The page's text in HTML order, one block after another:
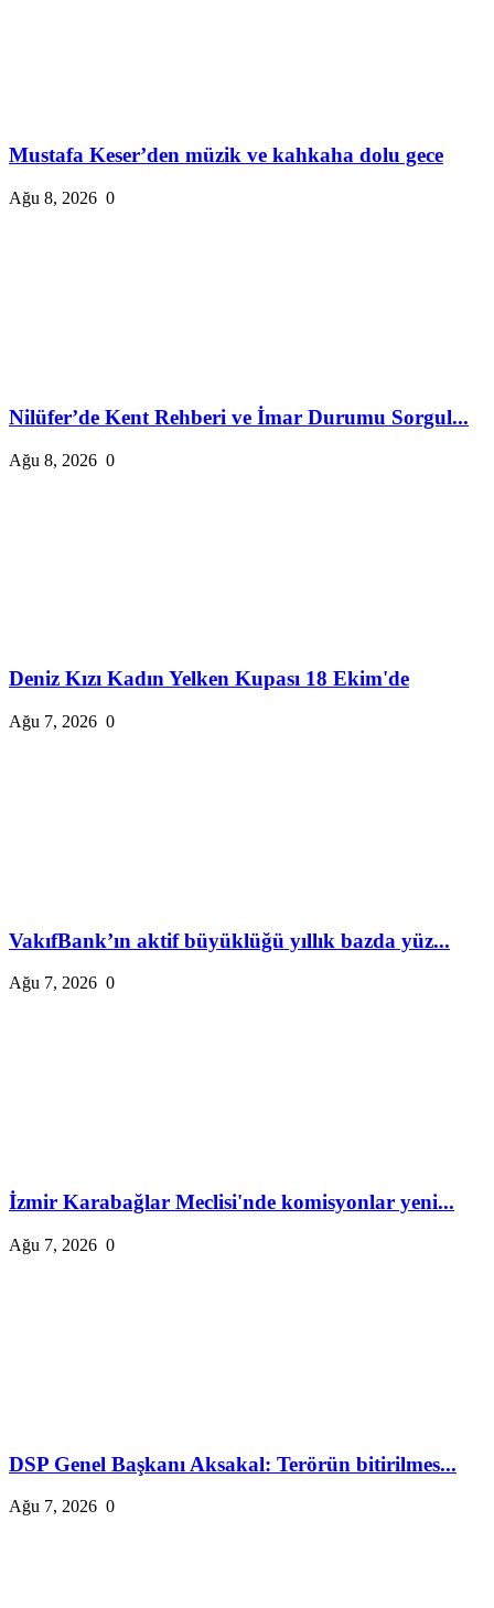
Mustafa Keser’den müzik ve kahkaha dolu gece
Ağu 8, 2026 0
Nilüfer’de Kent Rehberi ve İmar Durumu Sorgul...
Ağu 8, 2026 0
Deniz Kızı Kadın Yelken Kupası 18 Ekim'de
Ağu 7, 2026 0
VakıfBank’ın aktif büyüklüğü yıllık bazda yüz...
Ağu 7, 2026 0
İzmir Karabağlar Meclisi'nde komisyonlar yeni...
Ağu 7, 2026 0
DSP Genel Başkanı Aksakal: Terörün bitirilmes...
Ağu 7, 2026 0